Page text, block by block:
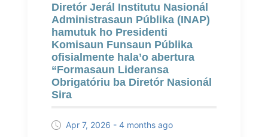
Diretór Jerál Institutu Nasionál
Administrasaun Públika (INAP)
hamutuk ho Presidenti
Komisaun Funsaun Públika
ofisialmente hala’o abertura
“Formasaun Lideransa
Obrigatóriu ba Diretór Nasionál
Sira
Apr 7, 2026 - 4 months ago